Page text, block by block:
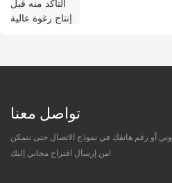
تواصل معنا
أو رقم هاتفك في نموذج الاتصال حتى نتمكن
من إرسال اقتراح مجاني إليك!